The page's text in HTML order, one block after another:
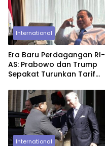
International
Era Baru Perdagangan RI-
AS: Prabowo dan Trump
Sepakat Turunkan Tarif
International